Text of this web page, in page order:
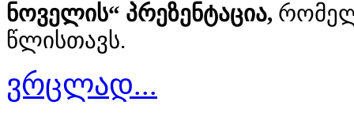
ნოველის“ პრეზენტაცია,
წლისთავს.
ვრცლად...